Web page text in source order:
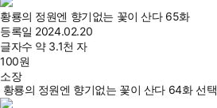
황룡의 정원엔 향기없는 꽃이 산다 65화
등록일 2024.02.20
글자수 약 3.1천 자
100원
소장
황룡의 정원엔 향기없는 꽃이 산다 64화 선택